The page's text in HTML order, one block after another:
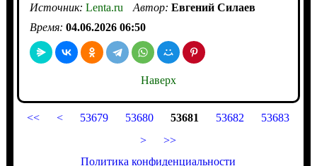
Источник: Lenta.ru Автор: Евгений Силаев
Время: 04.06.2026 06:50
Наверх
<< < 53679 53680 53681 53682
53683
>
>>
Политика конфиденциальности